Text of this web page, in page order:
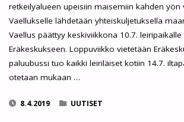
retkeilyalueen upeisiin maisemiin kahden yön
Vaellukselle lähdetään yhteiskuljetuksella
Vaellus päättyy keskiviikkona 10.7.
Eräkeskukseen. Loppuviikko vietetään
paluubussi tuo kaikki leiriläiset kotiin 14.7.
otetaan mukaan …
8.4.2019 UUTISET